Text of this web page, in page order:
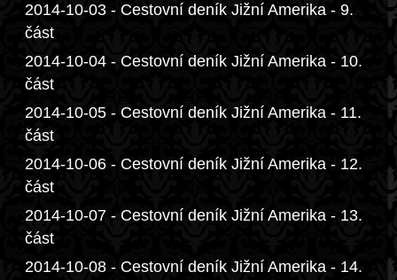
2014-10-03 - Cestovní deník Jižní Amerika - 9.
část
2014-10-04 - Cestovní deník Jižní Amerika - 10.
část
2014-10-05 - Cestovní deník Jižní Amerika - 11.
část
2014-10-06 - Cestovní deník Jižní Amerika - 12.
část
2014-10-07 - Cestovní deník Jižní Amerika - 13.
část
2014-10-08 - Cestovní deník Jižní Amerika - 14.